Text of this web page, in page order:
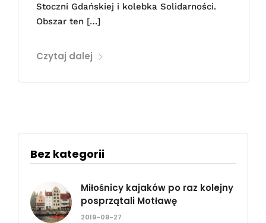
Stoczni Gdańskiej i kolebka Solidarności.
Obszar ten […]
Czytaj dalej
Bez kategorii
Miłośnicy kajaków po raz kolejny
posprzątali Motławę
2019-09-27